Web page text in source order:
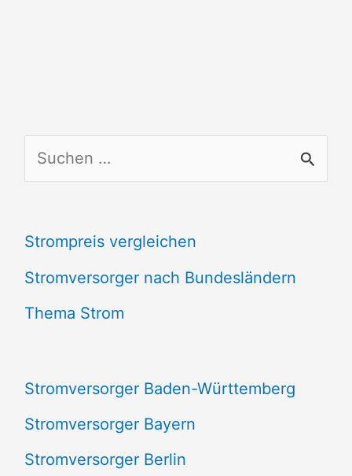
u
h
e
n
h
:
Strompreis vergleichen
Stromversorger nach Bundesländern
Thema Strom
Stromversorger Baden-Württemberg
Stromversorger Bayern
Stromversorger Berlin